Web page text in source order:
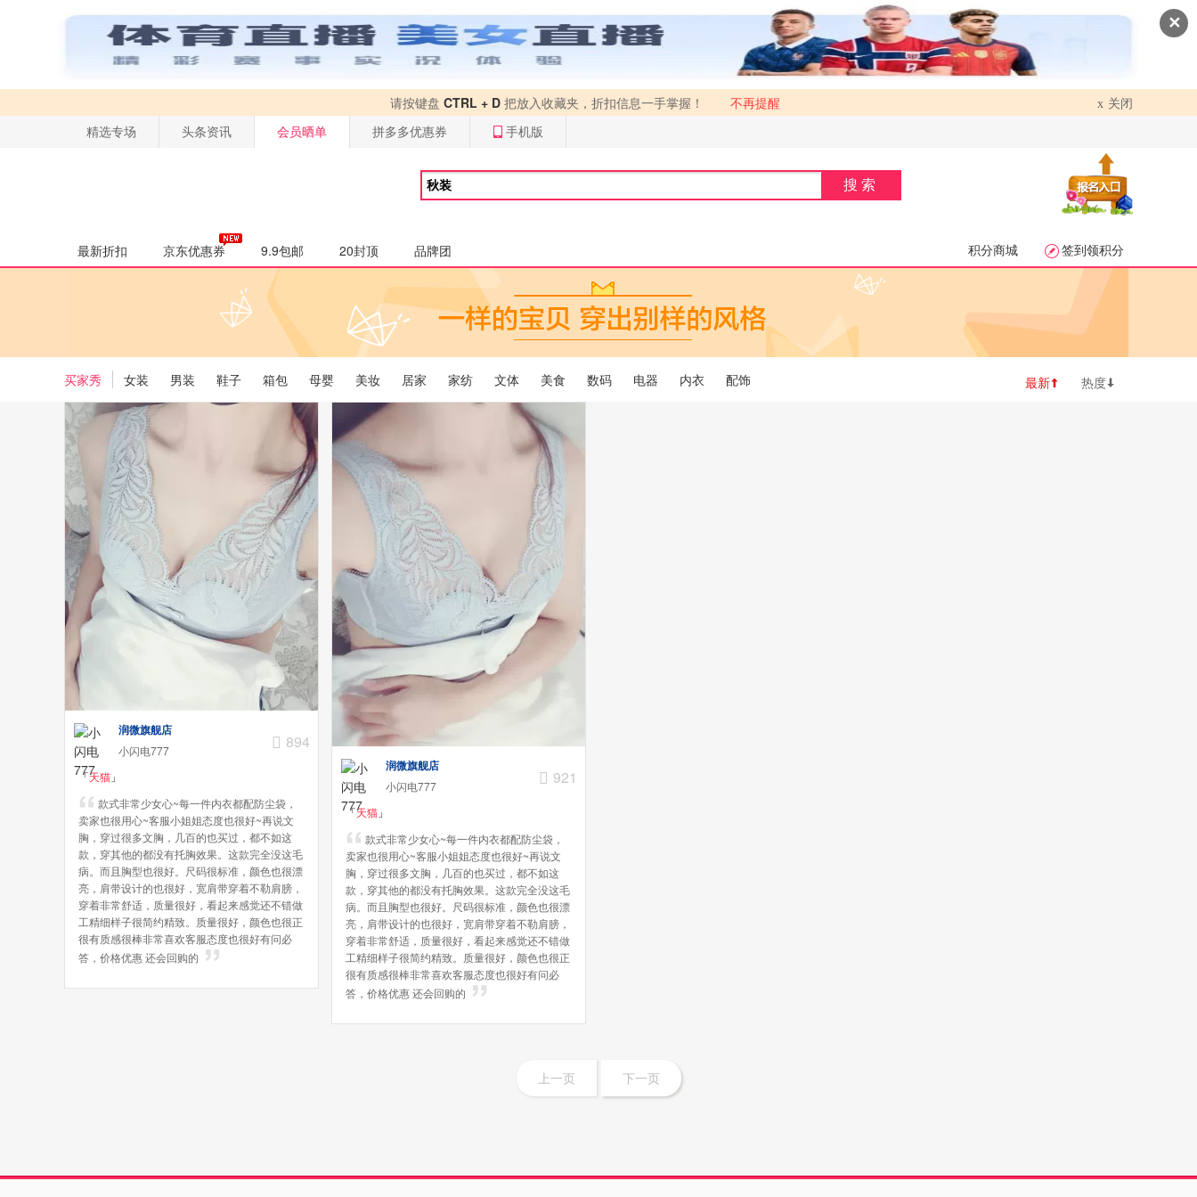
✕
请按键盘 CTRL + D 把放入收藏夹，折扣信息一手掌握！ 不再提醒 x 关闭
精选专场
头条资讯 会员晒单 拼多多优惠券 手机版
搜索
最新折扣 京东优惠券 9.9包邮 20封顶 品牌团 积分商城 签到领积分
买家秀 女装 男装 鞋子 箱包 母婴 美妆 居家 家纺 文体 美食 数码 电器 内衣 配饰 最新 热度
润微旗舰店
小闪电777 894
「天猫 」
款式非常少女心~每一件内衣都配防尘袋，
卖家也很用心~客服小姐姐态度也很好~再说文
胸，穿过很多文胸，几百的也买过，都不如这
款，穿其他的都没有托胸效果。这款完全没这毛
病。而且胸型也很好。尺码很标准，颜色也很漂
亮，肩带设计的也很好，宽肩带穿着不勒肩膀，
穿着非常舒适，质量很好，看起来感觉还不错做
工精细样子很简约精致。质量很好，颜色也很正
很有质感很棒非常喜欢客服态度也很好有问必
答，价格优惠 还会回购的
润微旗舰店
小闪电777 921
「天猫 」
款式非常少女心~每一件内衣都配防尘袋，
卖家也很用心~客服小姐姐态度也很好~再说文
胸，穿过很多文胸，几百的也买过，都不如这
款，穿其他的都没有托胸效果。这款完全没这毛
病。而且胸型也很好。尺码很标准，颜色也很漂
亮，肩带设计的也很好，宽肩带穿着不勒肩膀，
穿着非常舒适，质量很好，看起来感觉还不错做
工精细样子很简约精致。质量很好，颜色也很正
很有质感很棒非常喜欢客服态度也很好有问必
答，价格优惠 还会回购的
上一页 下一页